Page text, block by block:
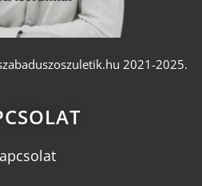
2021-2025.